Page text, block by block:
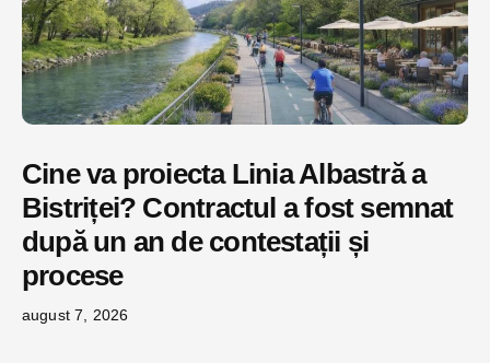
Cine va proiecta Linia Albastră a
Bistriței? Contractul a fost semnat
după un an de contestații și
procese
august 7, 2026